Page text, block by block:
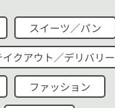
スイーツ／パン
クアウト／デリバリー
ファッション